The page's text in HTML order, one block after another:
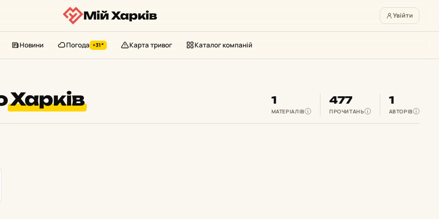
Мій Харків Увійти
Новини Погода +31° Карта тривог Каталог компаній
Харків 1
МАТЕРІАЛІВ i
477
ПРОЧИТАНЬ i
1
АВТОРІВ i